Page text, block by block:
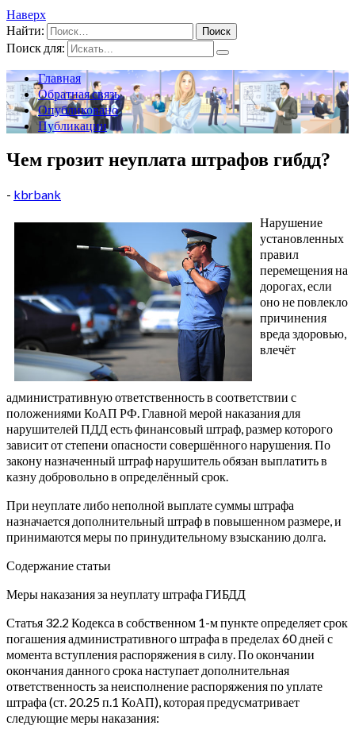
Наверх
Найти:
Поиск для:
Главная
Обратная связь
Опубликовано
Публикации
Чем грозит неуплата штрафов гибдд?
- kbrbank
Нарушение
установленных
правил
перемещения на
дорогах, если
оно не повлекло
причинения
вреда здоровью,
влечёт
административную ответственность в соответствии с
положениями КоАП РФ. Главной мерой наказания для
нарушителей ПДД есть финансовый штраф, размер которого
зависит от степени опасности совершённого нарушения. По
закону назначенный штраф нарушитель обязан выплатить в
казну добровольно в определённый срок.
При неуплате либо неполной выплате суммы штрафа
назначается дополнительный штраф в повышенном размере, и
принимаются меры по принудительному взысканию долга.
Содержание статьи
Меры наказания за неуплату штрафа ГИБДД
Статья 32.2 Кодекса в собственном 1-м пункте определяет срок
погашения административного штрафа в пределах 60 дней с
момента вступления распоряжения в силу. По окончании
окончания данного срока наступает дополнительная
ответственность за неисполнение распоряжения по уплате
штрафа (ст. 20.25 п.1 КоАП), которая предусматривает
следующие меры наказания: